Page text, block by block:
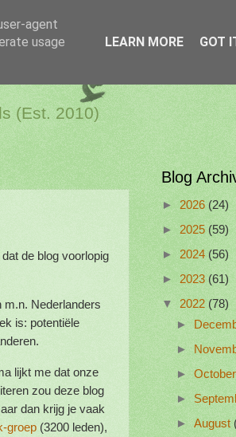
Netherlands
(Est. 2010)
de blog voorlopig
m.n. Nederlanders
is: potentiële
lijkt me dat onze
zou deze blog
dan krijg je vaak
groep (3200 leden),
Blog
► 2026 (24)
► 2025 (59)
► 2024 (56)
► 2023 (61)
▼ 2022 (78)
►
►
► October
►
► August
agent
usage
LEARN MORE GOT